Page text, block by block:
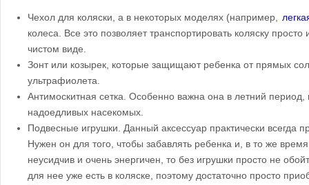
Чехол для коляски, а в некоторых моделях (например,
колеса. Все это позволяет транспортировать коляску
чистом виде.
Зонт или козырек, которые защищают ребенка от прямых
ультрафиолета.
Антимоскитная сетка. Особенно важна она в летний период,
надоедливых насекомых.
Подвесные игрушки. Данный аксессуар практически всегда
Нужен он для того, чтобы забавлять ребенка и, в то же
неусидчив и очень энергичен, то без игрушки просто не
для нее уже есть в коляске, поэтому достаточно просто